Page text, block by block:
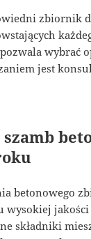
zbiornik
wybrać
jest
betonowego
wysokiej jakości
składniki